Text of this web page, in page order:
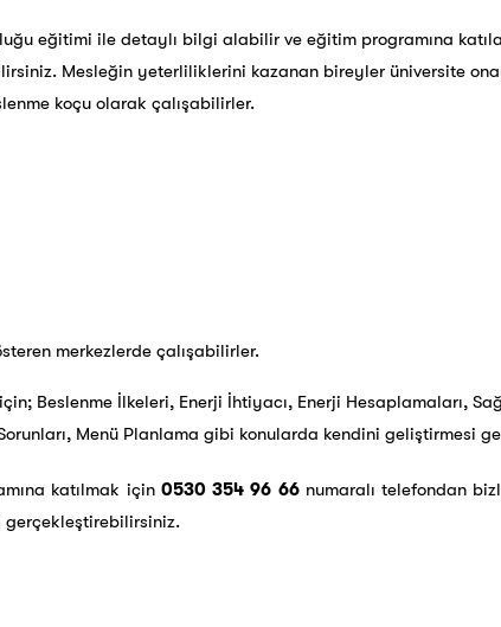
eğitimi ile detaylı bilgi alabilir ve eğitim programına
Mesleğin yeterliliklerini kazanan bireyler üniversite
koçu olarak çalışabilirler.
merkezlerde çalışabilirler.
Beslenme İlkeleri, Enerji İhtiyacı, Enerji Hesaplamaları,
Menü Planlama gibi konularda kendini geliştirmesi
katılmak için 0530 354 96 66numaralı telefondan
gerçekleştirebilirsiniz.